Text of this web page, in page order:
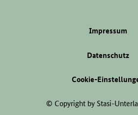
Impressum
Datenschutz
Cookie-
© Copyright by Stasi-